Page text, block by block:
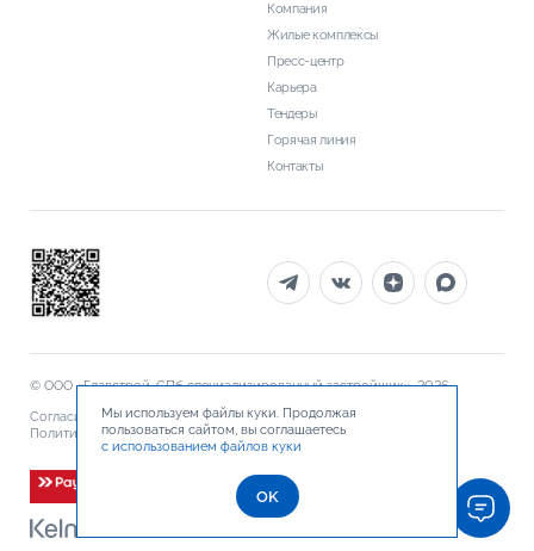
Компания
Жилые комплексы
Пресс-центр
Карьера
Тендеры
Горячая линия
Контакты
© ООО «Главстрой-СПб специализированный застройщик», 2026
Согласие на обработку персональных данных
Политика обработки персональных данных
Документы
Мы используем файлы куки. Продолжая
пользоваться сайтом, вы соглашаетесь
с использованием файлов куки
OK